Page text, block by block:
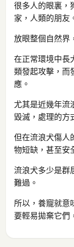
很多人的眼裏，
家，人類的朋友
放眼整個自然界
在正常環境中長
類發起攻擊，而
應。
尤其是近幾年流
毀滅，處理的方
但在流浪犬傷人
物短缺，甚至安
流浪犬多少是群
難過。
所以，養寵就意
要輕易拋棄它們